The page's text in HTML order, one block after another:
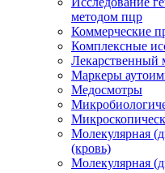
методом пцр
Коммерческие
Комплексные
Лекарственный
Маркеры
Медосмотры
Молекулярная
(кровь)
Молекулярная